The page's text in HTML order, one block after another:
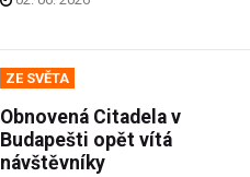
ZE SVĚTA
Obnovená Citadela v
Budapešti opět vítá
návštěvníky